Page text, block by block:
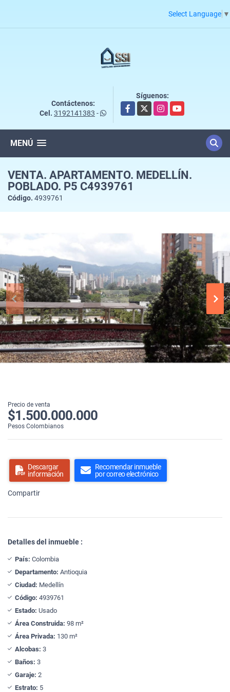
Select Language ▼
Contáctenos:
Cel. 3192141383 -
Síguenos:
Facebook
X InstagramYouTube
MENÚ
VENTA. APARTAMENTO. MEDELLÍN.
POBLADO. P5 C4939761
Código. 4939761
Precio de venta
$1.500.000.000
Pesos Colombianos
Descargar
información
Recomendar inmueble
por correo electrónico
Compartir
Detalles del inmueble :
País: Colombia
Departamento: Antioquia
Ciudad: Medellín
Código: 4939761
Estado: Usado
Área Construida: 98 m²
Área Privada: 130 m²
Alcobas: 3
Baños: 3
Garaje: 2
Estrato: 5